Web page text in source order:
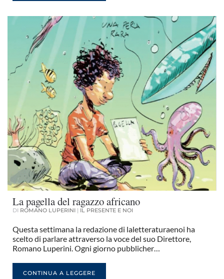
La pagella del ragazzo africano
DI ROMANO LUPERINI | IL PRESENTE E NOI
Questa settimana la redazione di laletteraturaenoi ha
scelto di parlare attraverso la voce del suo Direttore,
Romano Luperini. Ogni giorno pubblicher…
CONTINUA A LEGGERE